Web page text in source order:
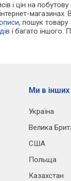
і цін на
, пошук
і багато іншого.
Ми в інших
Україна
Велика
США
Польща
Казахстан